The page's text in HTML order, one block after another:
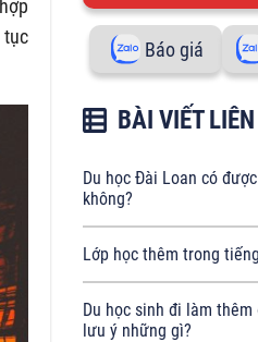
Báo giá
BÀI VIẾT
Du học Đài Loan có
không?
Lớp học thêm trong
Du học sinh đi làm thêm
lưu ý những gì?